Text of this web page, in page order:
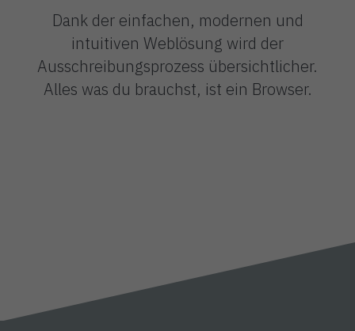
Dank der einfachen, modernen und
intuitiven Weblösung wird der
Ausschreibungsprozess übersichtlicher.
Alles was du brauchst, ist ein Browser.